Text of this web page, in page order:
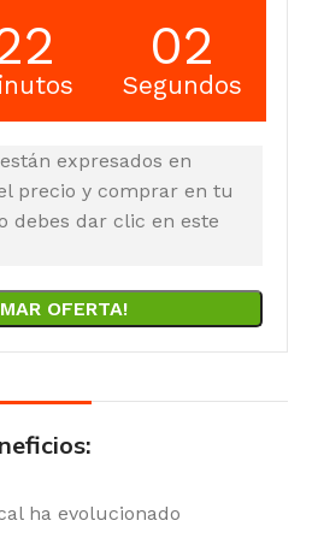
01
Segundos
expresados en
precio y comprar en tu
debes dar clic en este
OFERTA!
ha evolucionado